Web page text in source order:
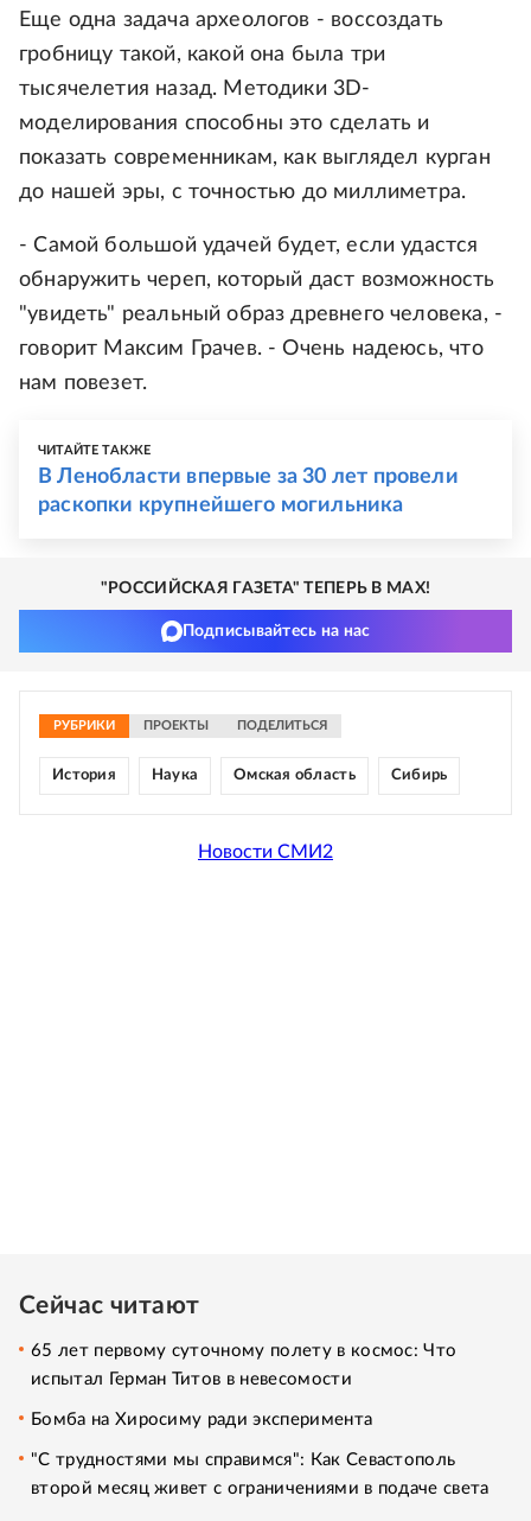
Еще одна задача археологов - воссоздать
гробницу такой, какой она была три
тысячелетия назад. Методики 3D-
моделирования способны это сделать и
показать современникам, как выглядел курган
до нашей эры, с точностью до миллиметра.
- Самой большой удачей будет, если удастся
обнаружить череп, который даст возможность
"увидеть" реальный образ древнего человека, -
говорит Максим Грачев. - Очень надеюсь, что
нам повезет.
ЧИТАЙТЕ ТАКЖЕ
В Ленобласти впервые за 30 лет провели
раскопки крупнейшего могильника
"РОССИЙСКАЯ ГАЗЕТА" ТЕПЕРЬ В MAX!
Подписывайтесь на нас
РУБРИКИ ПРОЕКТЫ ПОДЕЛИТЬСЯ
История Наука Омская область Сибирь
Новости СМИ2
Сейчас читают
65 лет первому суточному полету в космос: Что
испытал Герман Титов в невесомости
Бомба на Хиросиму ради эксперимента
"С трудностями мы справимся": Как Севастополь
второй месяц живет с ограничениями в подаче света